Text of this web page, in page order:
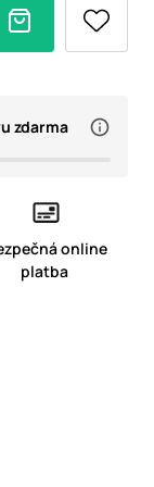
zdarma
online
platba